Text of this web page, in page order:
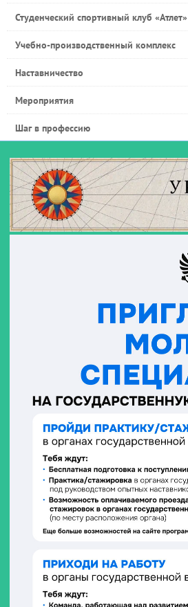
Студенческий спортивный клуб «Атлет»
Учебно-производственный комплекс
Наставничество
Мероприятия
Шаг в профессию